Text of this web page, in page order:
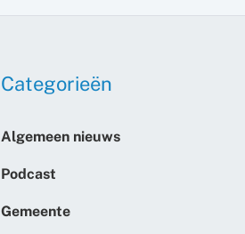
Categorieën
Algemeen nieuws
Podcast
Gemeente